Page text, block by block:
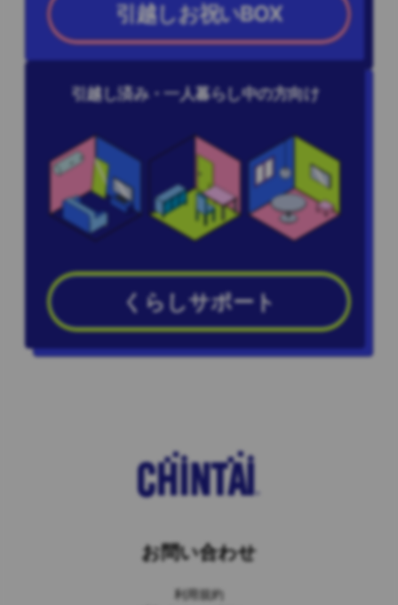
引越しお祝いBOX
引越し済み・一人暮らし中の方向け
くらしサポート
お問い合わせ
利用規約